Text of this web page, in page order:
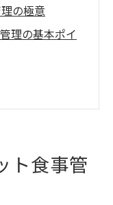
の極意
理の基本ポイ
身につけ方
エット方法
管理法
ト食事管